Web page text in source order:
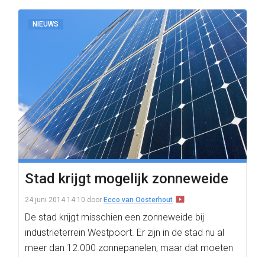
NIEUWS
Stad krijgt mogelijk zonneweide
24 juni 2014 14:10 door Ecco van Oosterhout
De stad krijgt misschien een zonneweide bij
industrieterrein Westpoort. Er zijn in de stad nu al
meer dan 12.000 zonnepanelen, maar dat moeten